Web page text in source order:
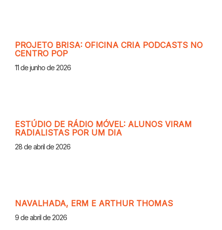
PROJETO BRISA: OFICINA CRIA PODCASTS NO
CENTRO POP
11 de junho de 2026
ESTÚDIO DE RÁDIO MÓVEL: ALUNOS VIRAM
RADIALISTAS POR UM DIA
28 de abril de 2026
NAVALHADA, ERM E ARTHUR THOMAS
9 de abril de 2026